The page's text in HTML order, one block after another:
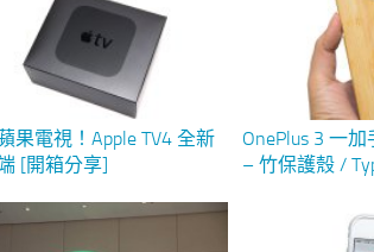
果電視！Apple TV4 全新
[開箱分享]
OnePlus 3 一
– 竹保護殼 /